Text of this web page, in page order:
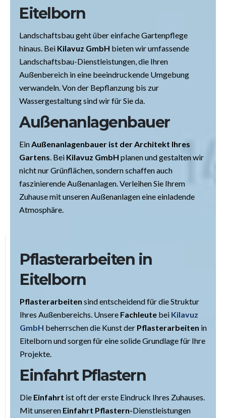
Eitelborn
Landschaftsbau geht über einfache Gartenpflege
hinaus. Bei Kilavuz GmbH bieten wir umfassende
Landschaftsbau-Dienstleistungen, die Ihren
Außenbereich in eine beeindruckende Umgebung
verwandeln. Von der Bepflanzung bis zur
Wassergestaltung sind wir für Sie da.
Außenanlagenbauer
EinAußenanlagenbauer ist der Architekt Ihres
Gartens. Bei Kilavuz GmbH planen und gestalten wir
nicht nur Grünflächen, sondern schaffen auch
faszinierende Außenanlagen. Verleihen Sie Ihrem
Zuhause mit unseren Außenanlagen eine einladende
Atmosphäre.
Pflasterarbeiten in
Eitelborn
Pflasterarbeiten sind entscheidend für die Struktur
Ihres Außenbereichs. Unsere Fachleute bei Kilavuz
GmbH beherrschen die Kunst der Pflasterarbeiten in
Eitelborn und sorgen für eine solide Grundlage für Ihre
Projekte.
Einfahrt Pflastern
Die Einfahrt ist oft der erste Eindruck Ihres Zuhauses.
Mit unseren Einfahrt Pflastern-Dienstleistungen